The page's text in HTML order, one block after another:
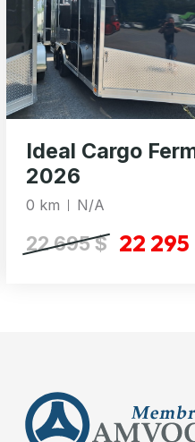
Ideal Cargo
2026
0 km N/A
22 695 $ 22 295